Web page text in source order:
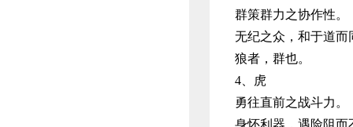
群策群力之协作性。
无纪之众，和于道而
狼者，群也。
4、虎
勇往直前之战斗力。
身怀利器，遇险阻而